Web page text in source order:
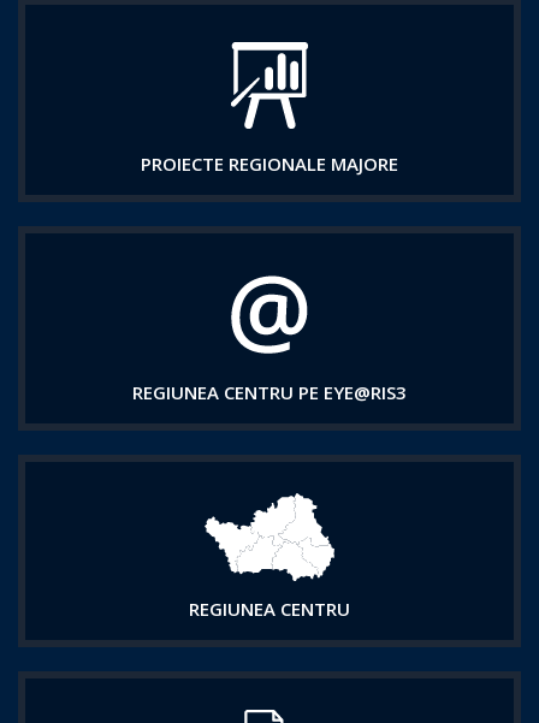
PROIECTE REGIONALE MAJORE
REGIUNEA CENTRU PE EYE@RIS3
REGIUNEA CENTRU